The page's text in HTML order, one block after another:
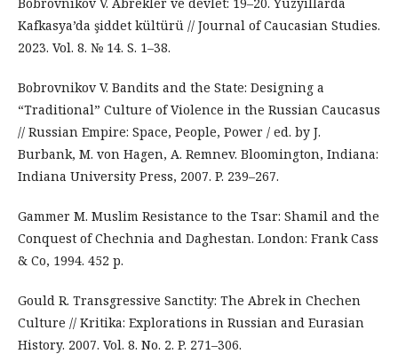
Kafkasya’da şiddet kültürü // Journal of Caucasian Studies.
2023. Vol. 8. № 14. S. 1–38.
Bobrovnikov V. Bandits and the State: Designing a
“Traditional” Culture of Violence in the Russian Caucasus
// Russian Empire: Space, People, Power / ed. by J.
Burbank, M. von Hagen, A. Remnev. Bloomington, Indiana:
Indiana University Press, 2007. P. 239–267.
Gammer M. Muslim Resistance to the Tsar: Shamil and the
Conquest of Chechnia and Daghestan. London: Frank Cass
& Co, 1994. 452 p.
Gould R. Transgressive Sanctity: The Abrek in Chechen
Culture // Kritika: Explorations in Russian and Eurasian
History. 2007. Vol. 8. No. 2. P. 271–306.